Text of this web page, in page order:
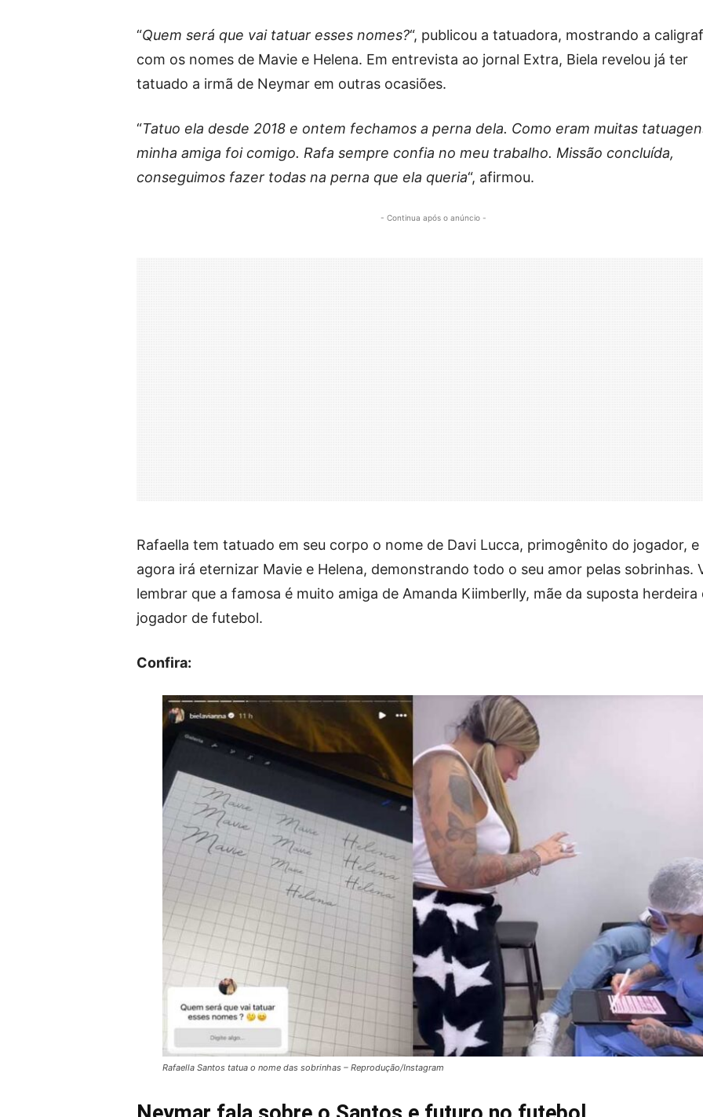
“Quem será que vai tatuar esses nomes?“, publicou a tatuadora, mostrando a
com os nomes de Mavie e Helena. Em entrevista ao jornal Extra, Biela revelou já ter
tatuado a irmã de Neymar em outras ocasiões.
“Tatuo ela desde 2018 e ontem fechamos a perna dela. Como eram muitas
minha amiga foi comigo. Rafa sempre confia no meu trabalho. Missão concluída,
conseguimos fazer todas na perna que ela queria“, afirmou.
- Continua após o anúncio -
Rafaella tem tatuado em seu corpo o nome de Davi Lucca, primogênito do jogador, e
agora irá eternizar Mavie e Helena, demonstrando todo o seu amor pelas sobrinhas.
lembrar que a famosa é muito amiga de Amanda Kiimberlly, mãe da suposta herdeira
jogador de futebol.
Confira:
Rafaella Santos tatua o nome das sobrinhas – Reprodução/Instagram